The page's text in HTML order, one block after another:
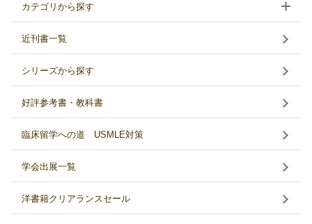
カテゴリから探す
近刊書一覧
シリーズから探す
好評参考書・教科書
臨床留学への道 USMLE対策
学会出展一覧
洋書籍クリアランスセール